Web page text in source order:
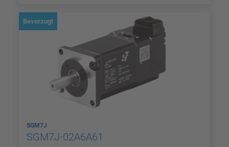
Bevorzugt
SGM7J
SGM7J-02A6A61